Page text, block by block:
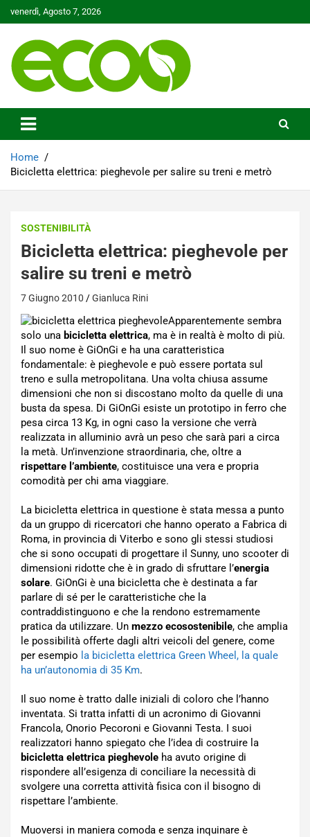
to
venerdì, Agosto 7, 2026
Ecoo.it
Home
Bicicletta elettrica: pieghevole per salire su treni e metrò
SOSTENIBILITÀ
Bicicletta elettrica: pieghevole per
salire su treni e metrò
7 Giugno 2010 Gianluca Rini
Apparentemente sembra
solo una bicicletta elettrica, ma è in realtà è molto di più.
Il suo nome è GiOnGi e ha una caratteristica
fondamentale: è pieghevole e può essere portata sul
treno e sulla metropolitana. Una volta chiusa assume
dimensioni che non si discostano molto da quelle di una
busta da spesa. Di GiOnGi esiste un prototipo in ferro che
pesa circa 13 Kg, in ogni caso la versione che verrà
realizzata in alluminio avrà un peso che sarà pari a circa
la metà. Un’invenzione straordinaria, che, oltre a
rispettare l’ambiente, costituisce una vera e propria
comodità per chi ama viaggiare.
La bicicletta elettrica in questione è stata messa a punto
da un gruppo di ricercatori che hanno operato a Fabrica di
Roma, in provincia di Viterbo e sono gli stessi studiosi
che si sono occupati di progettare il Sunny, uno scooter di
dimensioni ridotte che è in grado di sfruttare l’energia
solare. GiOnGi è una bicicletta che è destinata a far
parlare di sé per le caratteristiche che la
contraddistinguono e che la rendono estremamente
pratica da utilizzare. Un mezzo ecosostenibile, che amplia
le possibilità offerte dagli altri veicoli del genere, come
per esempio la bicicletta elettrica Green Wheel, la quale
ha un’autonomia di 35 Km.
Il suo nome è tratto dalle iniziali di coloro che l’hanno
inventata. Si tratta infatti di un acronimo di Giovanni
Francola, Onorio Pecoroni e Giovanni Testa. I suoi
realizzatori hanno spiegato che l’idea di costruire la
bicicletta elettrica pieghevole ha avuto origine di
rispondere all’esigenza di conciliare la necessità di
svolgere una corretta attività fisica con il bisogno di
rispettare l’ambiente.
Muoversi in maniera comoda e senza inquinare è